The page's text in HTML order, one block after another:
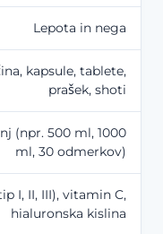
Lepota in nega
kapsule, tablete,
prašek, shoti
(npr. 500 ml, 1000
ml, 30 odmerkov)
I, II, III), vitamin C,
hialuronska kislina